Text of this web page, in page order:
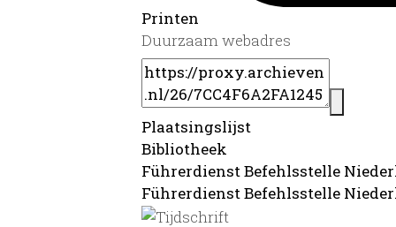
Printen
Duurzaam webadres
Plaatsingslijst
Bibliotheek
Führerdienst Befehlsstelle
Führerdienst Befehlsstelle